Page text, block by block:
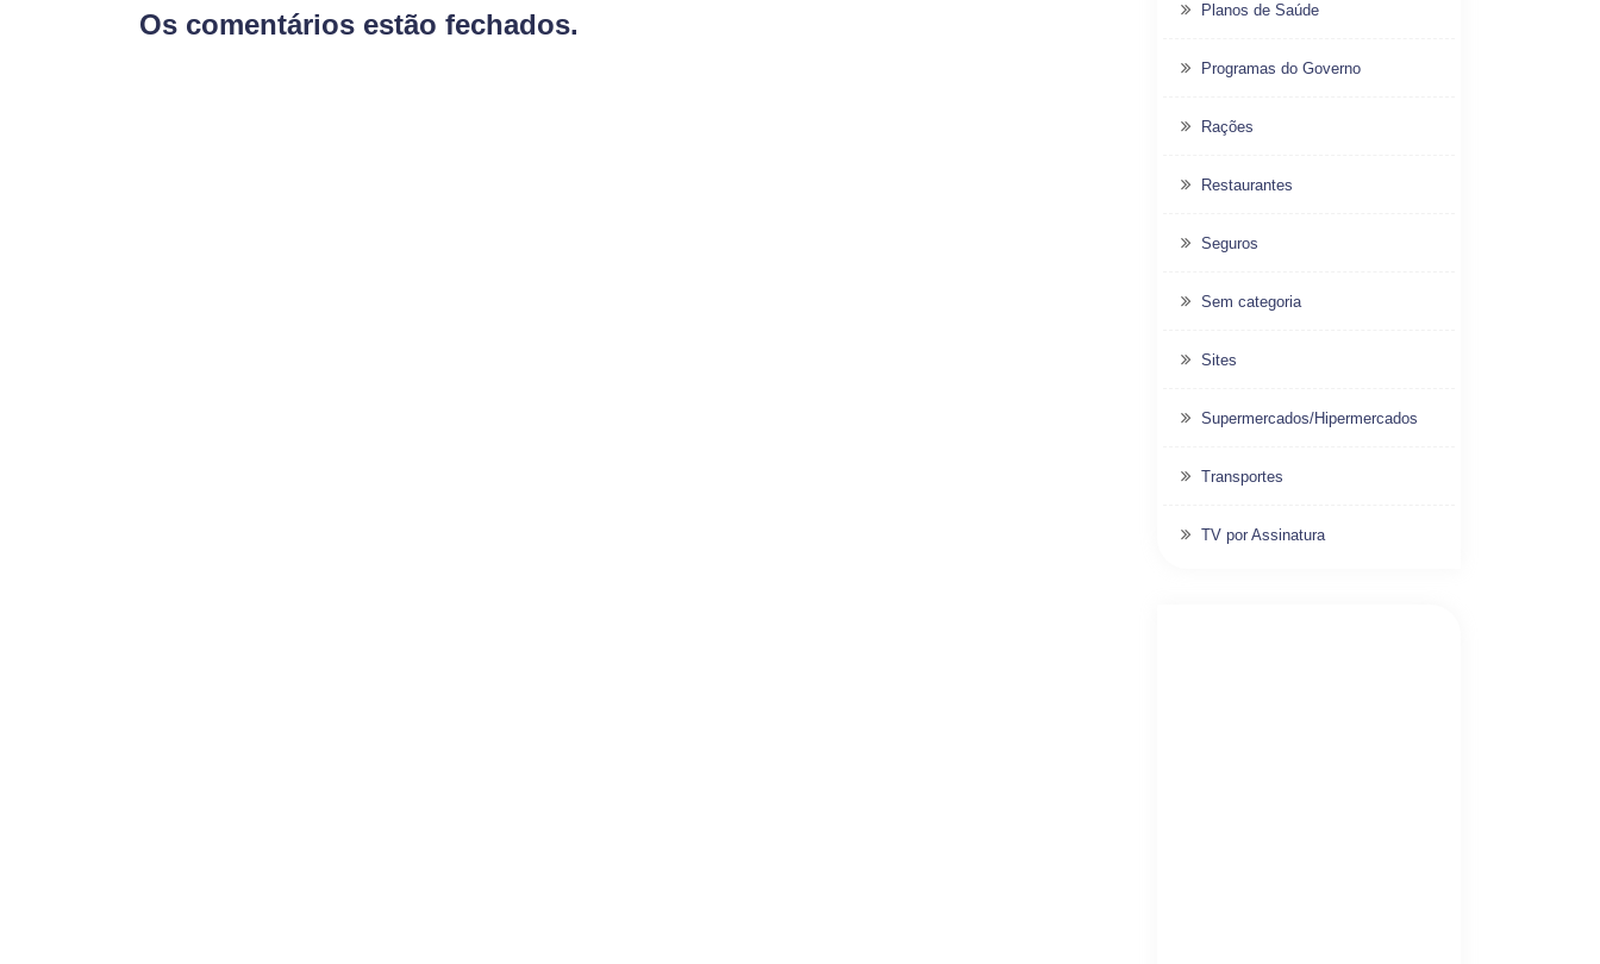
Os comentários estão fechados.
Planos de Saúde
Programas do Governo
Rações
Restaurantes
Seguros
Sem categoria
Sites
Supermercados/Hipermercados
Transportes
TV por Assinatura